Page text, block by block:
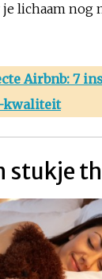
lichaam nog
Airbnb: 7
kwaliteit
stukje